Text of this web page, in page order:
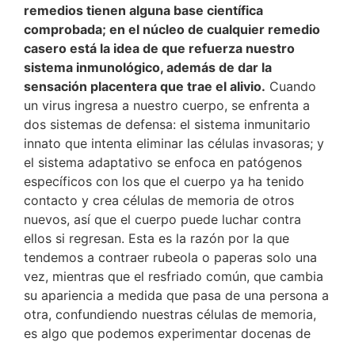
remedios tienen alguna base científica
comprobada; en el núcleo de cualquier remedio
casero está la idea de que refuerza nuestro
sistema inmunológico, además de dar la
sensación placentera que trae el alivio. Cuando
un virus ingresa a nuestro cuerpo, se enfrenta a
dos sistemas de defensa: el sistema inmunitario
innato que intenta eliminar las células invasoras; y
el sistema adaptativo se enfoca en patógenos
específicos con los que el cuerpo ya ha tenido
contacto y crea células de memoria de otros
nuevos, así que el cuerpo puede luchar contra
ellos si regresan. Esta es la razón por la que
tendemos a contraer rubeola o paperas solo una
vez, mientras que el resfriado común, que cambia
su apariencia a medida que pasa de una persona a
otra, confundiendo nuestras células de memoria,
es algo que podemos experimentar docenas de